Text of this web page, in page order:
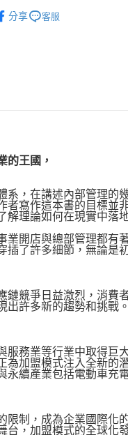
分享
客服
的王國，
，在講述內部管理的
寫作這本書的目標並
解理論如何在現實中落
開店與總部管理都有
了許多細節，無論是
競爭日益激烈，消費
許多新的趨勢和挑戰
務業等行業中取得巨
加盟模式注入全新的
續產業包括電動車充
制，成為企業國際化
，加盟模式的全球化